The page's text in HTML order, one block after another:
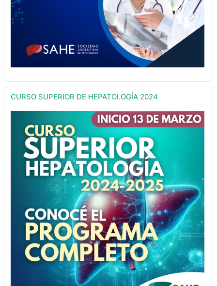
CURSO SUPERIOR DE HEPATOLOGÍA 2024